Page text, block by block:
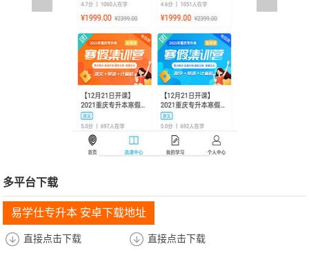
多平台下载
易学仕专升本 安卓下载地址
直接点击下载 直接点击下载